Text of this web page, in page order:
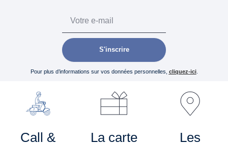
S'inscrire
Pour plus d’informations sur vos données personnelles, cliquez-ici.
Call &
La carte
Les